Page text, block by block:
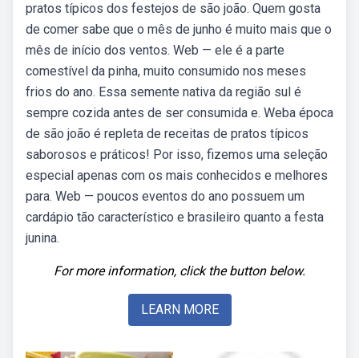
pratos típicos dos festejos de são joão. Quem gosta
de comer sabe que o mês de junho é muito mais que o
mês de início dos ventos. Web — ele é a parte
comestível da pinha, muito consumido nos meses
frios do ano. Essa semente nativa da região sul é
sempre cozida antes de ser consumida e. Weba época
de são joão é repleta de receitas de pratos típicos
saborosos e práticos! Por isso, fizemos uma seleção
especial apenas com os mais conhecidos e melhores
para. Web — poucos eventos do ano possuem um
cardápio tão característico e brasileiro quanto a festa
junina.
For more information, click the button below.
LEARN MORE